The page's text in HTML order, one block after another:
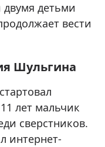
двумя детьми
вести
Шульгина
лет мальчик
сверстников.
интернет-